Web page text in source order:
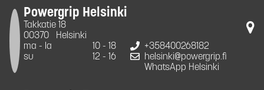
Powergrip Helsinki
Takkatie 18
00370
Helsinki
ma - la
10 - 18
su
12 - 16
+358400268182
helsinki@powergrip.fi
WhatsApp Helsinki